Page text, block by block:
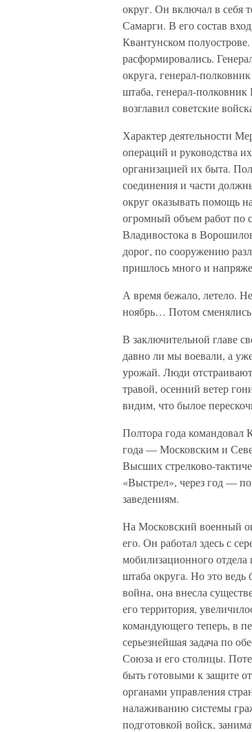
округ. Он включал в себя
Самарги. В его состав
Квантунском
расформировались.
округа, генерал-
штаба, генерал-
возглавил советские
Характер деятельности
операций и руководства
организацией их быта.
соединения и части
округ оказывать помощь
огромный объем работ по
Владивостока в
дорог, по сооружению
пришлось много и
А время бежало, летело.
ноябрь… Потом
В заключительной главе
давно ли мы воевали, а
урожай. Люди
травой, осенний ветер
видим, что былое
Полтора года
года — Московским и
Высших стрелково-
«Выстрел», через год —
заведениям.
На Московский военный
его. Он работал здесь с
мобилизационного
штаба округа. Но это ведь
война, она внесла
его территория,
командующего теперь, в
серьезнейшая задача по
Союза и его столицы.
быть готовыми к защите
органами управления
налаживанию системы
подготовкой войск,